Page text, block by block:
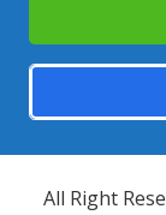
All Right